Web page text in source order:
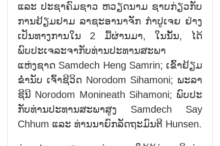
ແລະ ປະຊາຄົມຊາວ ຫວຽດນາມ ຊາບກ່ຽວກັບ
ການຢ້ຽມຢາມ ລາຊະອານາຈັກ ກຳປູເຈຍ ຢ່າງ
ເປັນທາງການໃນ 2 ມື້ຜ່ານມາ, ໃນນັ້ນ, ໄດ້
ພົບປະເຈລະຈາກັບທ່ານປະທານສະພາ
ແຫ່ງຊາດ Samdech Heng Samrin; ເຂົ້າຢ້ຽມ
ຂ່ຳນັບ ເຈົ້າຊີວິດ Norodom Sihamoni; ພະລາ
ຊີນີ Norodom Monineath Sihamoni; ພົບປະ
ກັບທ່ານປະທານສະພາສູງ Samdech Say
Chhum ແລະ ທ່ານນາຍົກລັດຖະມົນຕີ Hunsen.